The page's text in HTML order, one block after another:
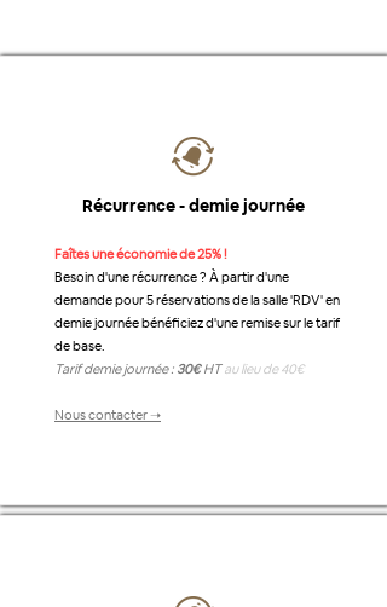
Récurrence - demie journée
Faîtes une économie de 25% !
Besoin d'une récurrence ? À partir d'une
demande pour 5 réservations de la salle 'RDV' en
demie journée bénéficiez d'une remise sur le tarif
de base.
Tarif demie journée : 30€HTau lieu de 40€
Nous contacter ➝